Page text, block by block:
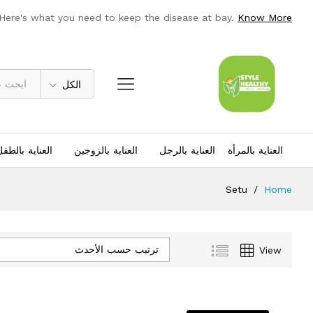
what you need to keep the disease at bay. Know More
الكل
العناية بالمرأة العناية بالرجل العناية بالزوجين العناية
Home
/
Setu
View ترتيب حسب الأحدث